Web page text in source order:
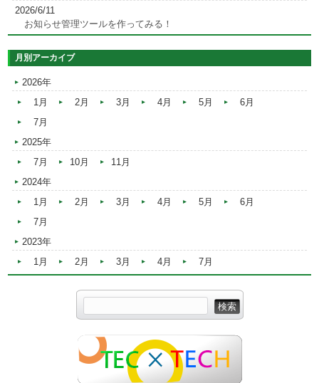
2026/6/11
お知らせ管理ツールを作ってみる！
月別アーカイブ
2026年
1月
2月 3月 4月 5月
6月
7月
2025年
7月
10月
11月
2024年
1月
2月 3月 4月 5月
6月
7月
2023年
1月
2月 3月 4月 7月